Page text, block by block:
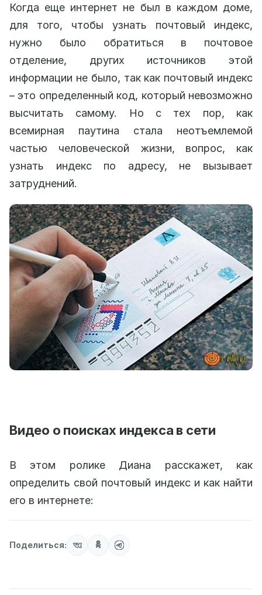
Когда еще интернет не был в каждом доме,
для того, чтобы узнать почтовый индекс,
нужно было обратиться в почтовое
отделение, других источников этой
информации не было, так как почтовый индекс
– это определенный код, который невозможно
высчитать самому. Но с тех пор, как
всемирная паутина стала неотъемлемой
частью человеческой жизни, вопрос, как
узнать индекс по адресу, не вызывает
затруднений.
Видео о поисках индекса в сети
В этом ролике Диана расскажет, как
определить свой почтовый индекс и как найти
его в интернете:
Поделиться: